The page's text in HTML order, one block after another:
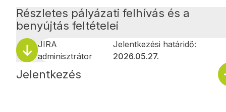
Részletes pályázati felhívás és a
benyújtás feltételei
JIRA
adminisztrátor
Jelentkezési határidő:
2026.05.27.
Jelentkezés